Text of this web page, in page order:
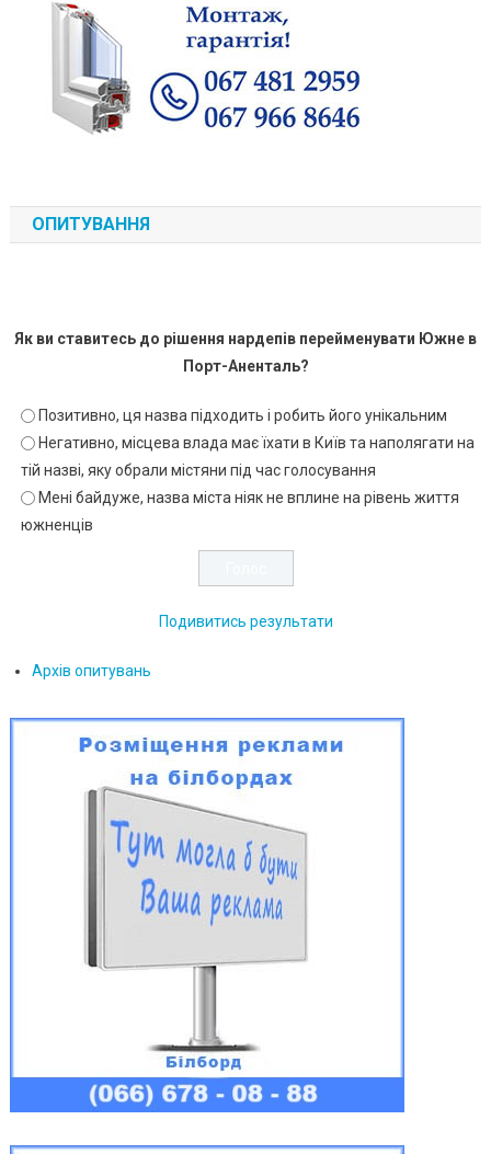
ОПИТУВАННЯ
Як ви ставитесь до рішення нардепів перейменувати Южне в
Порт-Аненталь?
Позитивно, ця назва підходить і робить його унікальним
Негативно, місцева влада має їхати в Київ та наполягати на
тій назві, яку обрали містяни під час голосування
Мені байдуже, назва міста ніяк не вплине на рівень життя
южненців
Подивитись результати
Архів опитувань